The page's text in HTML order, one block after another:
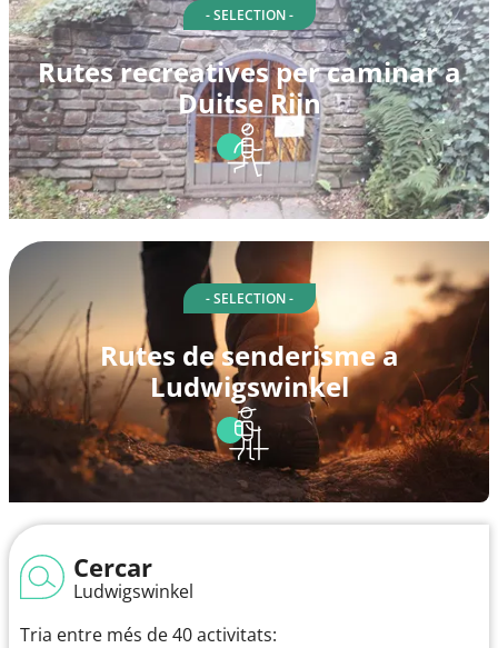
- SELECTION -
Rutes recreatives per caminar a
Duitse Rijn
- SELECTION -
Rutes de senderisme a
Ludwigswinkel
Cercar
Ludwigswinkel
Tria entre més de 40 activitats: